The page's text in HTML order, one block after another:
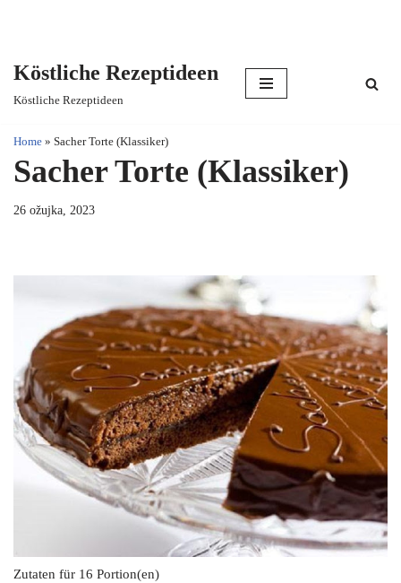
content
Köstliche Rezeptideen
Köstliche Rezeptideen
Home » Sacher Torte (Klassiker)
Sacher Torte (Klassiker)
26 ožujka, 2023
Zutaten für 16 Portion(en)